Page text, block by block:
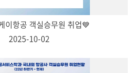
이항공 객실승무원 취업💙
2025-10-02